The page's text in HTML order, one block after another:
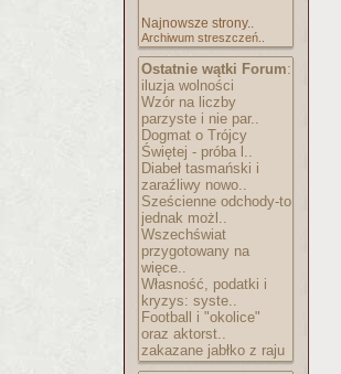
Najnowsze strony..
Archiwum streszczeń..
Ostatnie wątki Forum:
iluzja wolności
Wzór na liczby
parzyste i nie par..
Dogmat o Trójcy
Świętej - próba l..
Diabeł tasmański i
zaraźliwy nowo..
Sześcienne odchody-to
jednak możl..
Wszechświat
przygotowany na
więce..
Własność, podatki i
kryzys: syste..
Football i "okolice"
oraz aktorst..
zakazane jabłko z raju